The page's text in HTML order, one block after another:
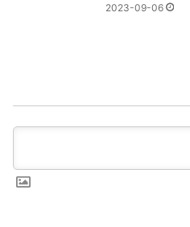
2023-09-06